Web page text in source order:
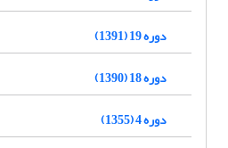
دوره 19 (1391)
دوره 18 (1390)
دوره 4 (1355)